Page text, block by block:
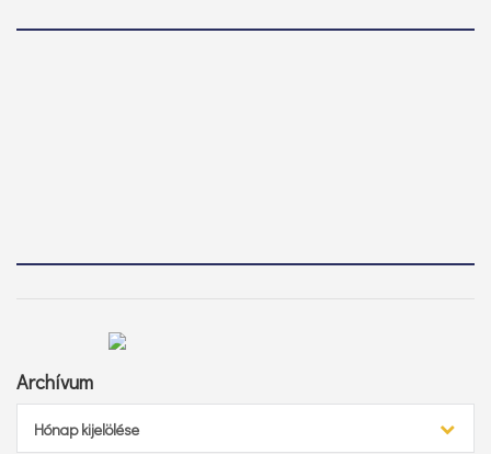
Archívum
Hónap kijelölése